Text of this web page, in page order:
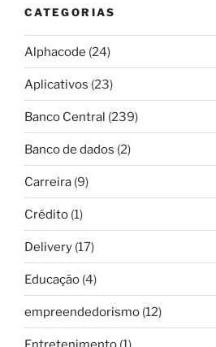
CATEGORIAS
Alphacode (24)
Aplicativos (23)
Banco Central (239)
Banco de dados (2)
Carreira (9)
Crédito (1)
Delivery (17)
Educação (4)
empreendedorismo (12)